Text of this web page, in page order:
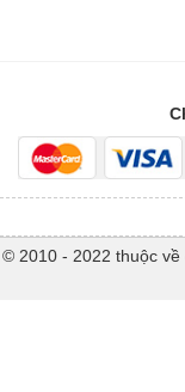
© 2010 - 2022 thuộc